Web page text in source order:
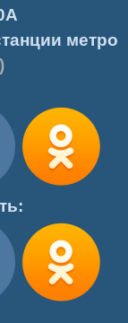
метро
)